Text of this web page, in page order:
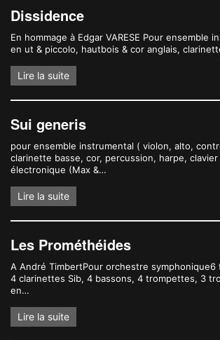
Dissidence
En hommage à Edgar VARESE Pour ensemble
en ut & piccolo, hautbois & cor anglais,
Lire la suite
Sui generis
pour ensemble instrumental ( violon, alto,
clarinette basse, cor, percussion, harpe,
électronique (Max &…
Lire la suite
Les Prométhéides
A André TimbertPour orchestre
4 clarinettes Sib, 4 bassons, 4 trompettes, 3
en…
Lire la suite